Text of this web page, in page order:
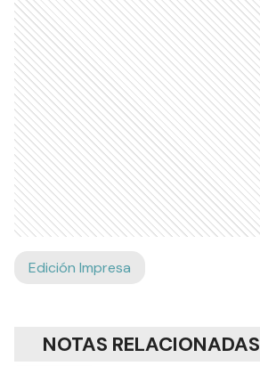
Edición Impresa
NOTAS RELACIONADAS